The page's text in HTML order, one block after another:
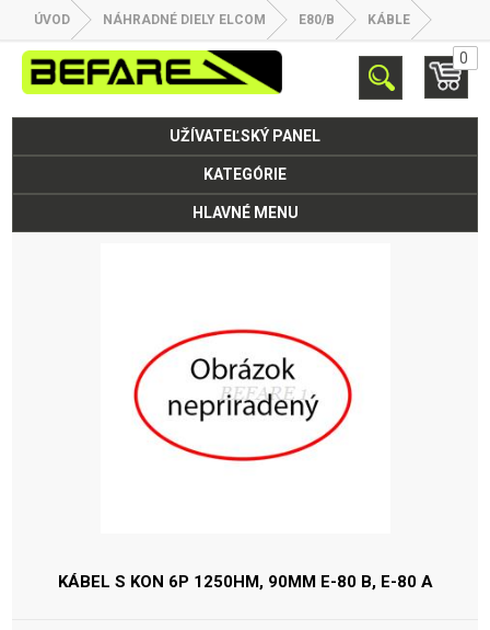
ÚVOD NÁHRADNÉ DIELY ELCOM E80/B KÁBLE
0
UŽÍVATEĽSKÝ PANEL
KATEGÓRIE
HLAVNÉ MENU
KÁBEL S KON 6P 1250HM, 90MM E-80 B, E-80 A